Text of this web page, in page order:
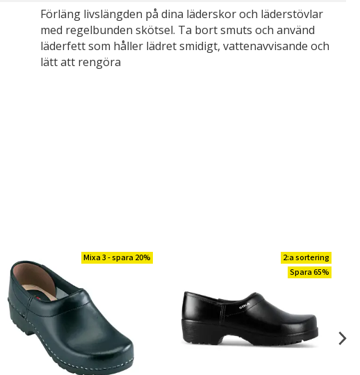
Förläng livslängden på dina läderskor och läderstövlar
med regelbunden skötsel. Ta bort smuts och använd
läderfett som håller lädret smidigt, vattenavvisande och
lätt att rengöra
Mixa 3 - spara 20%
2:a sortering
Spara 65%